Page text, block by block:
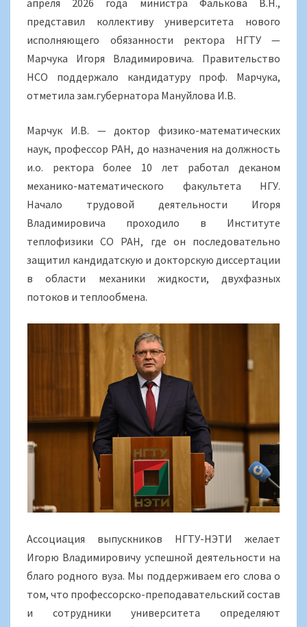
апреля 2026 года министра Фалькова В.Н.,
представил коллективу университета нового
исполняющего обязанности ректора НГТУ —
Марчука Игоря Владимировича. Правительство
НСО поддержало кандидатуру проф. Марчука,
отметила зам.губернатора Мануйлова И.В.
Марчук И.В. — доктор физико-математических
наук, профессор РАН, до назначения на должность
и.о. ректора более 10 лет работал деканом
механико-математического факультета НГУ.
Начало трудовой деятельности Игоря
Владимировича проходило в Институте
теплофизики СО РАН, где он последовательно
защитил кандидатскую и докторскую диссертации
в области механики жидкости, двухфазных
потоков и теплообмена.
Ассоциация выпускников НГТУ-НЭТИ желает
Игорю Владимировичу успешной деятельности на
благо родного вуза. Мы поддерживаем его слова о
том, что профессорско-преподавательский состав
и сотрудники университета определяют